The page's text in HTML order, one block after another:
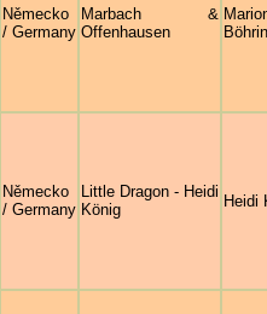
Německo
/ Germany
Marbach &
Offenhausen
Německo
/ Germany
Little Dragon - Heidi
König
Heidi